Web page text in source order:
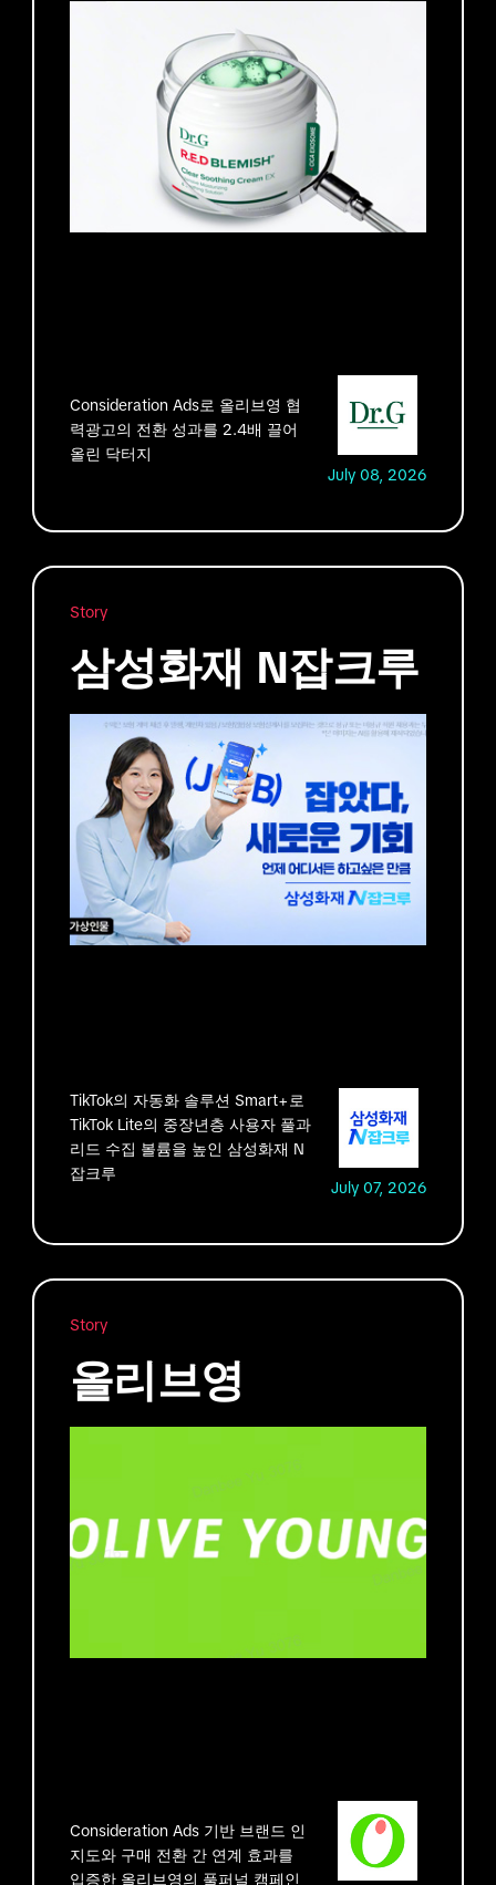
Consideration Ads로 올리브영 협
력광고의 전환 성과를 2.4배 끌어
올린 닥터지
July 08, 2026
Story
삼성화재 N잡크루
TikTok의 자동화 솔루션 Smart+로
TikTok Lite의 중장년층 사용자 풀과
리드 수집 볼륨을 높인 삼성화재 N
잡크루
July 07, 2026
Story
올리브영
Consideration Ads 기반 브랜드 인
지도와 구매 전환 간 연계 효과를
입증한 올리브영의 풀퍼널 캠페인